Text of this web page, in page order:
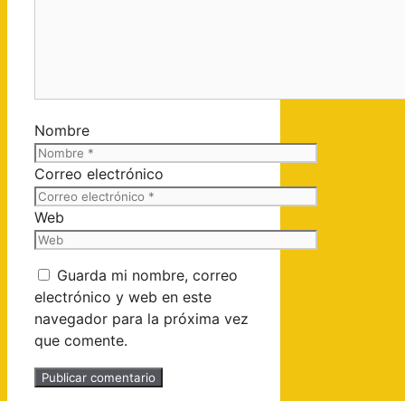
Nombre
Correo electrónico
Web
Guarda mi nombre, correo
electrónico y web en este
navegador para la próxima vez
que comente.